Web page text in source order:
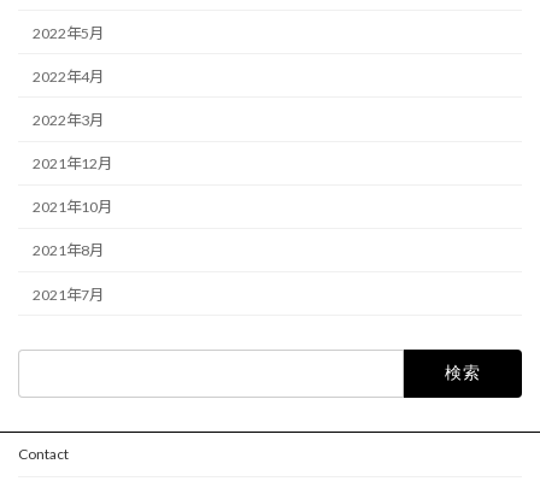
2022年5月
2022年4月
2022年3月
2021年12月
2021年10月
2021年8月
2021年7月
Contact